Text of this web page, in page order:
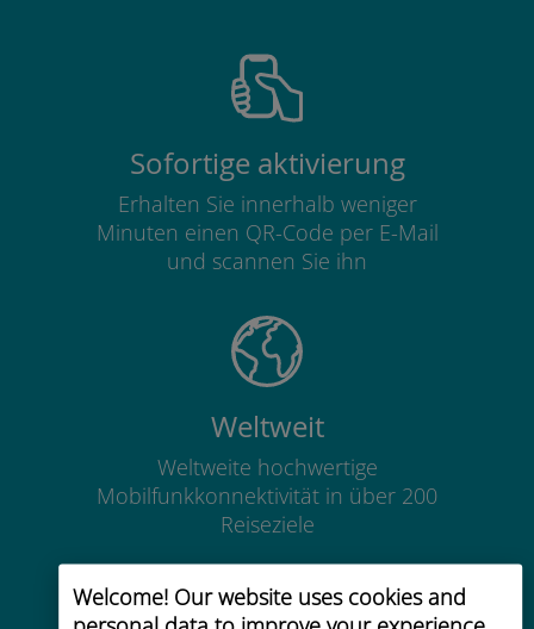
Welcome! Our website uses cookies and
Sofortige aktivierung
Erhalten Sie innerhalb weniger
Minuten einen QR-Code per E-Mail
und scannen Sie ihn
Weltweit
Weltweite hochwertige
Mobilfunkkonnektivität in über 200
Reiseziele